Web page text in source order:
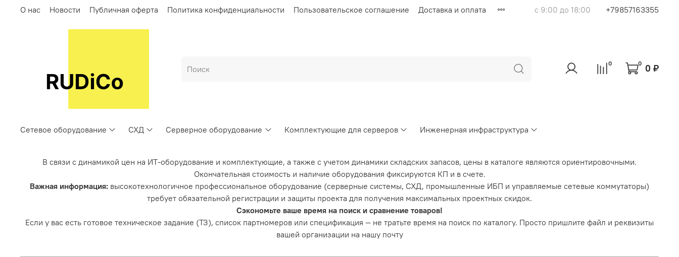
О нас Новости Публичная оферта Политика конфиденциальности Пользовательское соглашение Доставка и оплата с 9:00 до 18:00 +79857163355
0 0 0 ₽
Сетевое оборудование СХД Серверное оборудование Комплектующие для серверов Инженерная инфраструктура
В связи с динамикой цен на ИТ-оборудование и комплектующие, а также с учетом динамики складских запасов, цены в каталоге являются ориентировочными.
Окончательная стоимость и наличие оборудования фиксируются КП и в счете.
Важная информация: высокотехнологичное профессиональное оборудование (серверные системы, СХД, промышленные ИБП и управляемые сетевые коммутаторы)
требует обязательной регистрации и защиты проекта для получения максимальных проектных скидок.
Сэкономьте ваше время на поиск и сравнение товаров!
Если у вас есть готовое техническое задание (ТЗ), список партномеров или спецификация — не тратьте время на поиск по каталогу. Просто пришлите файл и реквизиты
вашей организации на нашу почту